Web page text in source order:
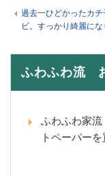
過去一ひどかったカチ
ビ。すっかり綺麗にな
ふわふわ流
ふわふわ家
トペーパーを